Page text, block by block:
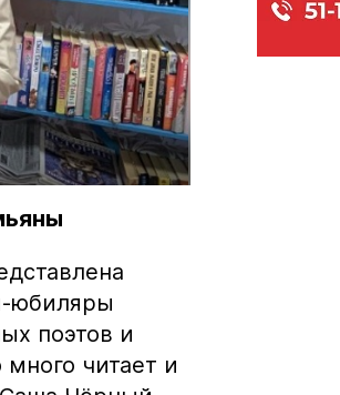
юбиляры
поэтов и
читает и